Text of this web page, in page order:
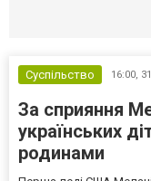
Суспільство 16:00,
За сприяння
українських
родинами